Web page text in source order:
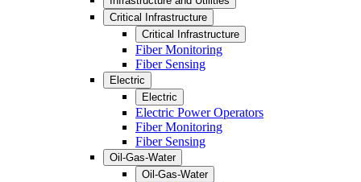
Critical Infrastructure
Critical Infrastructure
Fiber Monitoring
Fiber Sensing
Electric
Electric
Electric Power Operators
Fiber Monitoring
Fiber Sensing
Oil-Gas-Water
Oil-Gas-Water